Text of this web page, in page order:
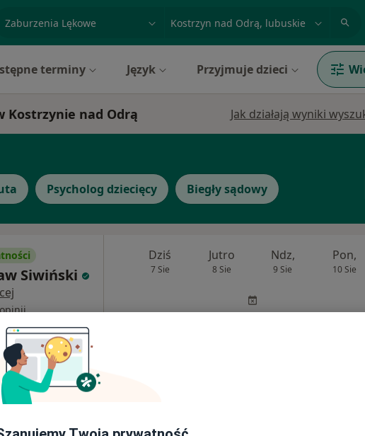
terminy Język Przyjmuje dzieci
Kostrzynie nad Odrą Jak działają wyniki
Psycholog dziecięcy Biegły sądowy
Siwiński
płacą
Dziś
7 Sie
Jutro
8 Sie
Ndz,
9 Sie
Pon,
10 Sie